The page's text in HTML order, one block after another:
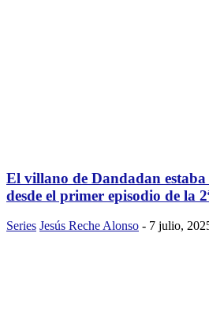
El villano de Dandadan estaba
desde el primer episodio de la
Series Jesús Reche Alonso - 7 julio,